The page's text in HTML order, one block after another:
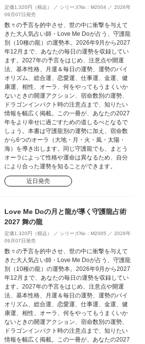
定価1,320円（税込） ／ シリーズNo：M2004 ／ 2026年
09月07日発売
数々の予言を的中させ、世の中に衝撃を与えて
きた大人気占い師・Love Me Doが占う、守護龍
別（10種の龍）の運勢本。2026年9月から2027
年12月まで、あなたの毎日の運勢を収録してい
ます。2027年の予言をはじめ、注意点や開運
法、基本性格、月運＆毎日の運勢、運勢のバイ
オリズム、総合運、恋愛運、仕事運、金運、健
康運、相性、オーラ、何をやってもうまくいか
ないときの開運アクション、宿命数別の運勢、
ドラゴンインパクト時の注意点まで、知りたい
情報を幅広く掲載。この一冊が、あなたの2027
年をより幸せに過ごすための道しるべとなるで
しょう。本書は守護龍別の運勢に加え、宿命数
から6つのオーラ（大地・月・火・風・太陽・
海）を導き出します。同じ守護龍でも、まとう
オーラによって性格や運命は異なるため、自分
により合った運勢を知ることができます。
近日発売
Love Me Doの月と龍が導く守護龍占術
2027 舞の龍
定価1,320円（税込） ／ シリーズNo：M2005 ／ 2026年
09月07日発売
数々の予言を的中させ、世の中に衝撃を与えて
きた大人気占い師・Love Me Doが占う、守護龍
別（10種の龍）の運勢本。2026年9月から2027
年12月まで、あなたの毎日の運勢を収録してい
ます。2027年の予言をはじめ、注意点や開運
法、基本性格、月運＆毎日の運勢、運勢のバイ
オリズム、総合運、恋愛運、仕事運、金運、健
康運、相性、オーラ、何をやってもうまくいか
ないときの開運アクション、宿命数別の運勢、
ドラゴンインパクト時の注意点まで、知りたい
情報を幅広く掲載。この一冊が、あなたの2027